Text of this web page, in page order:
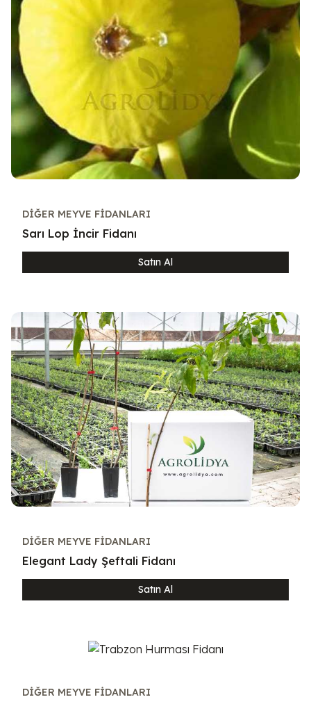
DIĞER MEYVE FIDANLARI
Sarı Lop İncir Fidanı
Satın Al
DIĞER MEYVE FIDANLARI
Elegant Lady Şeftali Fidanı
Satın Al
DIĞER MEYVE FIDANLARI